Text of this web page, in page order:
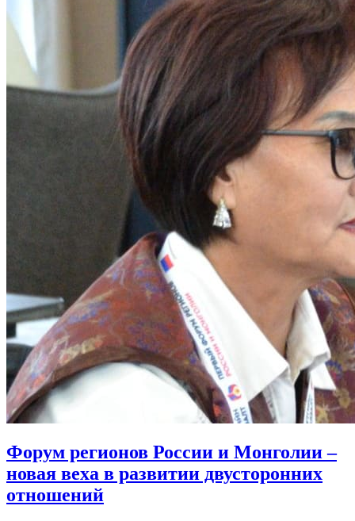
Форум регионов России и Монголии –
новая веха в развитии двусторонних
отношений